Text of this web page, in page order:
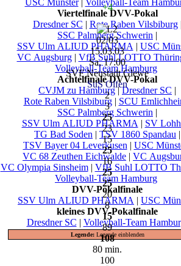
Viertelfinale DVV-Pokal
Dresdner SC | Rote Raben Vilsbiburg|
SSC Palmberg Schwerin |
SSV Ulm ALIUD PHARMA | USC
VC Augsburg| VfB Suhl LOTTO
Volleyball-Team Hamburg
Achtelfinale DVV-Pokal
CVJM zu Hamburg|Dresdner SC |
Rote Raben Vilsbiburg| SCU
SSC Palmberg Schwerin |
SSV Ulm ALIUD PHARMA | SV
TG Bad Soden | TSV 1860 Spandau |
TSV Bayer 04 Leverkusen | USC
VC 68 Zeuthen Eichwalde | VC
VC Olympia Sinsheim| VfB Suhl LOTTO
Volleyball-Team Hamburg
DVV-Pokalfinale
SSV Ulm ALIUD PHARMA | USC
kleines DVV-Pokalfinale
Dresdner SC | Volleyball-Team
Legende: Legende einblenden
+4
02/03
15.03.03
Sa, 17:00
SVF Neustadt Glewe
SuS Olfen
2
3
25
23
15
25
16
25
25
20
8
15
89
108
80 min.
100